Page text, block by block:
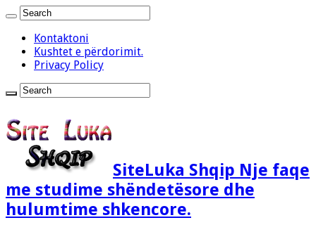
Kontaktoni
Kushtet e përdorimit.
Privacy Policy
SiteLuka Shqip Nje faqe
me studime shëndetësore dhe
hulumtime shkencore.